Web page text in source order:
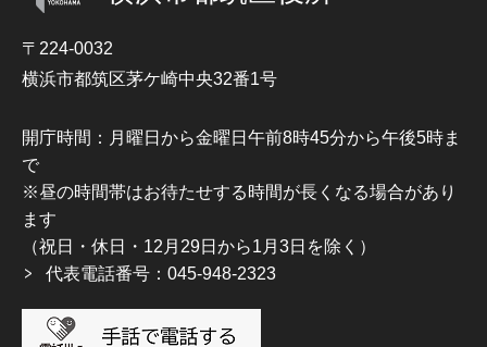
〒224-0032
横浜市都筑区茅ケ崎中央32番1号
開庁時間：月曜日から金曜日午前8時45分から午後5時ま
で
※昼の時間帯はお待たせする時間が長くなる場合があり
ます
（祝日・休日・12月29日から1月3日を除く）
代表電話番号：045-948-2323